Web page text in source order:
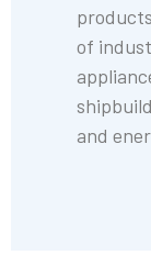
of
and